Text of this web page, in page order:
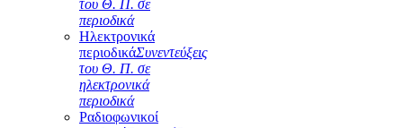
του Θ. Π. σε
περιοδικά
Ηλεκτρονικά
περιοδικάΣυνεντεύξεις
του Θ. Π. σε
ηλεκτρονικά
περιοδικά
Ραδιοφωνικοί